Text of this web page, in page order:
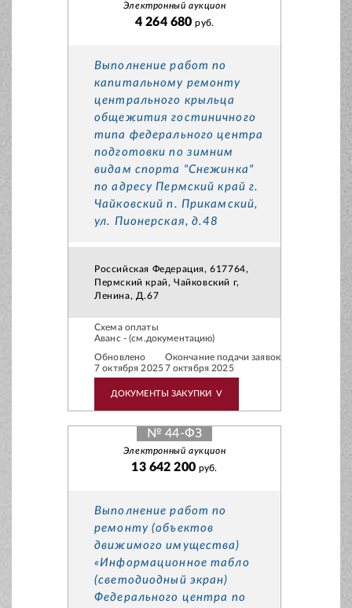
Электронный аукцион
4 264 680руб.
Выполнение работ по
капитальному ремонту
центрального крыльца
общежития гостиничного
типа федерального центра
подготовки по зимним
видам спорта "Снежинка"
по адресу Пермский край г.
Чайковский п. Прикамский,
ул. Пионерская, д.48
Российская Федерация, 617764,
Пермский край, Чайковский г,
Ленина, Д.67
Схема оплаты
Аванс - (см.документацию)
Обновлено
7 октября 2025
Окончание подачи заявок
7 октября 2025
ДОКУМЕНТЫ ЗАКУПКИ V
№ 44-ФЗ
Электронный аукцион
13 642 200 руб.
Выполнение работ по
ремонту (объектов
движимого имущества)
«Информационное табло
(светодиодный экран)
Федерального центра по